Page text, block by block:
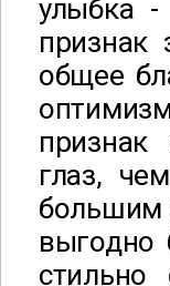
улыбка
признак
общее
глаз,
большим
выгодно